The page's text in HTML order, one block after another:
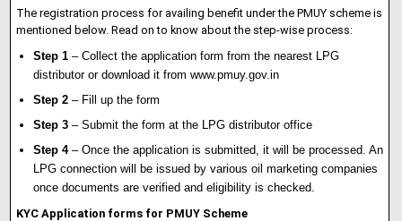
The registration process for availing benefit under the PMUY scheme is
mentioned below. Read on to know about the step-wise process:
Step 1 – Collect the application form from the nearest LPG
distributor or download it from www.pmuy.gov.in
Step 2 – Fill up the form
Step 3 – Submit the form at the LPG distributor office
Step 4– Once the application is submitted, it will be processed. An
LPG connection will be issued by various oil marketing companies
once documents are verified and eligibility is checked.
KYC Application forms for PMUY Scheme